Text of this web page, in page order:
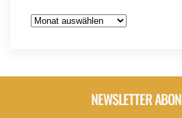
Archiv
NEWSLETTER